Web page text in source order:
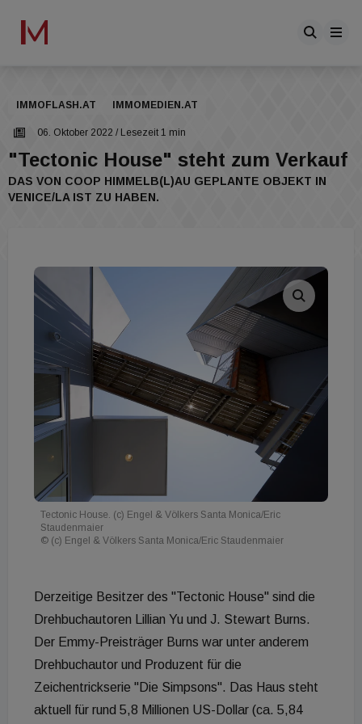
IMMOFLASH.AT IMMOMEDIEN.AT
06. Oktober 2022 / Lesezeit 1 min
"Tectonic House" steht zum Verkauf
DAS VON COOP HIMMELB(L)AU GEPLANTE OBJEKT IN
VENICE/LA IST ZU HABEN.
Tectonic House. (c) Engel & Völkers Santa Monica/Eric
Staudenmaier
© (c) Engel & Völkers Santa Monica/Eric Staudenmaier
Derzeitige Besitzer des "Tectonic House" sind die
Drehbuchautoren Lillian Yu und J. Stewart Burns.
Der Emmy-Preisträger Burns war unter anderem
Drehbuchautor und Produzent für die
Zeichentrickserie "Die Simpsons". Das Haus steht
aktuell für rund 5,8 Millionen US-Dollar (ca. 5,84